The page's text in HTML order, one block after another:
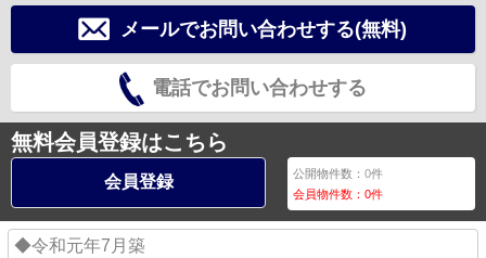
メールでお問い合わせする(無料)
電話でお問い合わせする
無料会員登録はこちら
会員登録 公開物件数：0件
会員物件数：0件
◆令和元年7月築